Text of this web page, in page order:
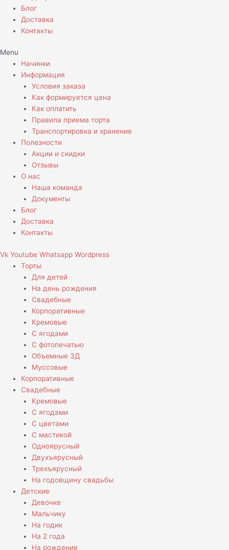
Блог
Доставка
Контакты
Menu
Начинки
Информация
Условия заказа
Как формируется цена
Как оплатить
Правила приема торта
Транспортировка и хранение
Полезности
Акции и скидки
Отзывы
О нас
Наша команда
Документы
Блог
Доставка
Контакты
Vk Youtube Whatsapp Wordpress
Торты
Для детей
На день рождения
Свадебные
Корпоративные
Кремовые
С ягодами
С фотопечатью
Объемные 3Д
Муссовые
Корпоративные
Свадебные
Кремовые
С ягодами
С цветами
С мастикой
Одноярусный
Двухъярусный
Трехъярусный
На годовщину свадьбы
Детские
Девочке
Мальчику
На годик
На 2 года
На рождение